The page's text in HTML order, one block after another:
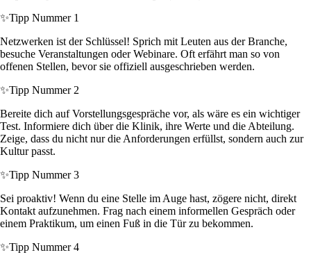
✨Tipp Nummer 1
Netzwerken ist der Schlüssel! Sprich mit Leuten aus der Branche,
besuche Veranstaltungen oder Webinare. Oft erfährt man so von
offenen Stellen, bevor sie offiziell ausgeschrieben werden.
✨Tipp Nummer 2
Bereite dich auf Vorstellungsgespräche vor, als wäre es ein wichtiger
Test. Informiere dich über die Klinik, ihre Werte und die Abteilung.
Zeige, dass du nicht nur die Anforderungen erfüllst, sondern auch zur
Kultur passt.
✨Tipp Nummer 3
Sei proaktiv! Wenn du eine Stelle im Auge hast, zögere nicht, direkt
Kontakt aufzunehmen. Frag nach einem informellen Gespräch oder
einem Praktikum, um einen Fuß in die Tür zu bekommen.
✨Tipp Nummer 4